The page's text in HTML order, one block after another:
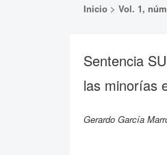
Inicio > Vol. 1,
Sentencia
las minorías
Gerardo García